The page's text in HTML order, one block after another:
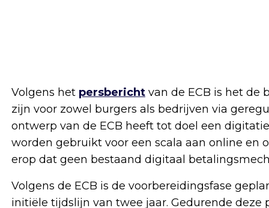
Volgens het persbericht van de ECB is het de
zijn voor zowel burgers als bedrijven via
ontwerp van de ECB heeft tot doel een
worden gebruikt voor een scala aan online en
erop dat geen bestaand digitaal
Volgens de ECB is de voorbereidingsfase
initiële tijdslijn van twee jaar. Gedurende deze